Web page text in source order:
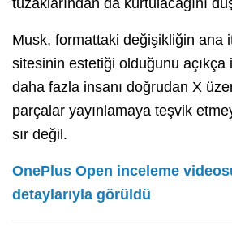
tuzaklarından da kurtulacağını
Musk, formattaki değişikliğin ana
sitesinin estetiği olduğunu açıkça
daha fazla insanı doğrudan X
parçalar yayınlamaya teşvik
sır değil.
OnePlus Open inceleme
detaylarıyla görüldü